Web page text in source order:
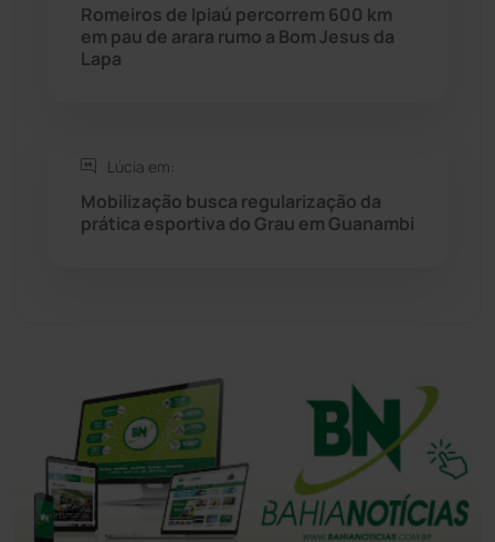
Sudoeste Baiano (1530)
Tecnologia
Romeiros de Ipiaú percorrem 600 km
em pau de arara rumo a Bom Jesus da
Lapa
Lúcia em:
Mobilização busca regularização da
prática esportiva do Grau em Guanambi